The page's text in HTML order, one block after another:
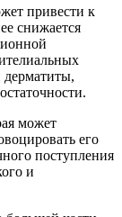
привести к
снижается
дерматиты,
может
его
поступления
и